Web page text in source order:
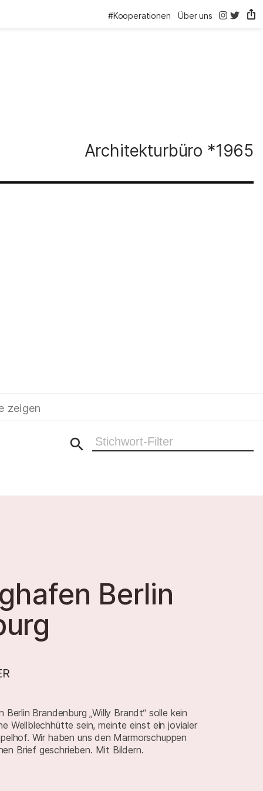
#Kooperationen Über uns
Architekturbüro *1965
zeigen
Ergebnisse filtern
Berlin
Brandenburg „Willy Brandt“ solle kein
Wellblechhütte sein, meinte einst ein jovialer
Wir haben uns den Marmorschuppen
Brief geschrieben. Mit Bildern.